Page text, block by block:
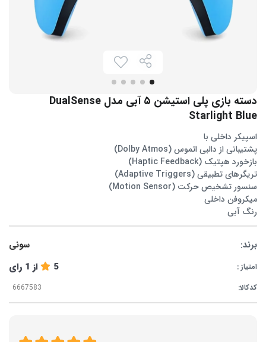
دسته بازی پلی استیشن ۵ آبی مدل DualSense
Starlight Blue
اسپیکر داخلی با
پشتیبانی از دالبی اتموس (Dolby Atmos)
بازخورد هپتیک (Haptic Feedback)
تریگرهای تطبیقی (Adaptive Triggers)
سنسور تشخیص حرکت (Motion Sensor)
میکروفن داخلی
رنگ آبی
برند: سونی
امتیاز : 5 از 1 رای
کدکالا: